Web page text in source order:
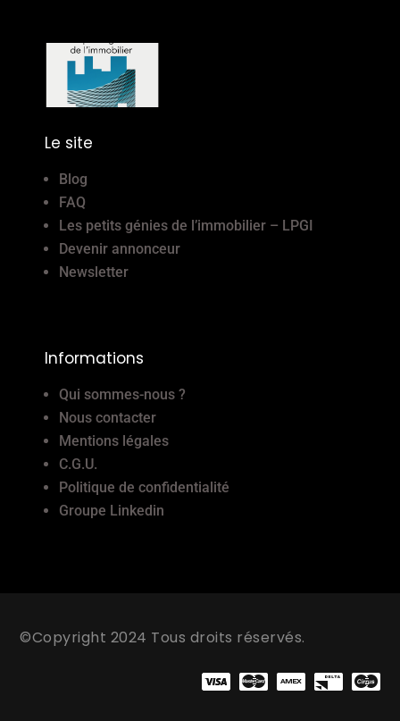
Le site
Blog
FAQ
Les petits génies de l’immobilier – LPGI
Devenir annonceur
Newsletter
Informations
Qui sommes-nous ?
Nous contacter
Mentions légales
C.G.U.
Politique de confidentialité
Groupe Linkedin
©Copyright 2024 Tous droits réservés.